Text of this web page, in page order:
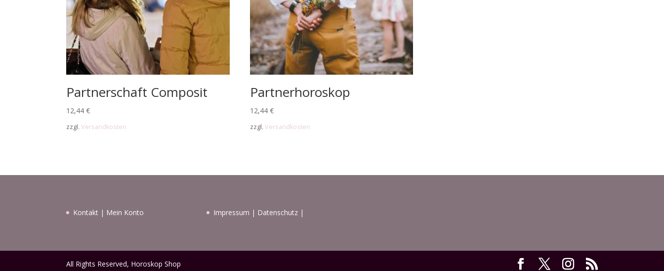
Partnerschaft Composit
12,44€
zzgl.Versandkosten
Partnerhoroskop
12,44 €
zzgl. Versandkosten
Kontakt | Mein Konto Impressum | Datenschutz|
All Rights Reserved, Horoskop Shop